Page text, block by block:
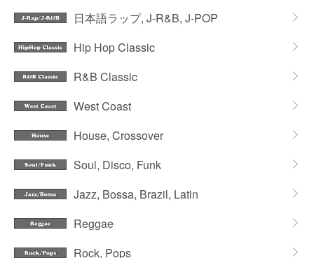
日本語ラップ, J-R&B, J-POP
Hip Hop Classic
R&B Classic
West Coast
House, Crossover
Soul, Disco, Funk
Jazz, Bossa, Brazil, Latin
Reggae
Rock, Pops